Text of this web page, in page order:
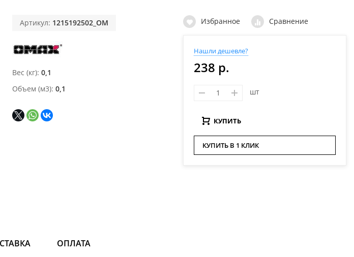
Артикул: 1215192502_OM
Вес (кг) 0,1
Объем (м3) 0,1
Избранное Сравнение
Нашли дешевле?
238 р.
шт
КУПИТЬ
КУПИТЬ В 1 КЛИК
ОПЛАТА